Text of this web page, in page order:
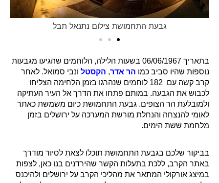
גבעת התחמושת צילום נתנאל תבל
בתאריך 06/06/1967 בשעות הלילה, הלוחמים שהגיעו מגבעות
נוספות שהיו סביב כמו הר אדר, הקסטל ונבי סמואל. לאחר
קרב קשה עם 182 לוחמים שנהרגו בזמן הלחימה הצליחו
לכבוש את הגבעה. במותם פתחו את הדרך אל העיר העתיקה
ולמובלעת הר הצופים. גבעת התחמושת כיום משמשת כאתר
לאומי להנצחה והנחלת מורשת המערכה על ירושלים בזמן
מלחמת ששת הימים.
בביקור שלכם בגבעת התחמושת תוכלו לצאת לסיור מודרך
באתר הקרב, ללכת בתעלות הקשר שהירדנים בנו כאן, לצפות
במיצג אורקולי המתאר את מהליכי הקרב על ירושלים ולהיכנס